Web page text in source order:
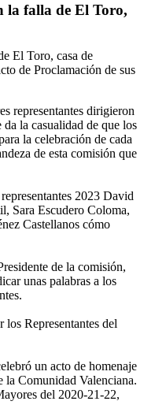
la falla de El Toro,
El Toro, casa de
de Proclamación de sus
representantes dirigieron
da la casualidad de que los
la celebración de cada
de esta comisión que
2023 David
Sara Escudero Coloma,
Castellanos cómo
de la comisión,
unas palabras a los
Representantes del
un acto de homenaje
la Comunidad Valenciana.
del 2020-21-22,